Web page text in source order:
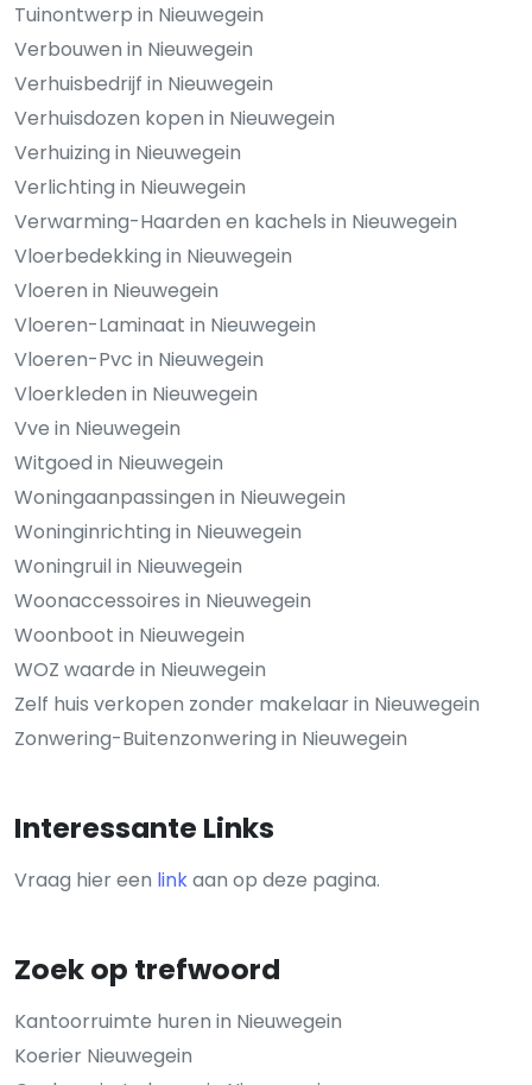
Tuinontwerp in Nieuwegein
Verbouwen in Nieuwegein
Verhuisbedrijf in Nieuwegein
Verhuisdozen kopen in Nieuwegein
Verhuizing in Nieuwegein
Verlichting in Nieuwegein
Verwarming-Haarden en kachels in Nieuwegein
Vloerbedekking in Nieuwegein
Vloeren in Nieuwegein
Vloeren-Laminaat in Nieuwegein
Vloeren-Pvc in Nieuwegein
Vloerkleden in Nieuwegein
Vve in Nieuwegein
Witgoed in Nieuwegein
Woningaanpassingen in Nieuwegein
Woninginrichting in Nieuwegein
Woningruil in Nieuwegein
Woonaccessoires in Nieuwegein
Woonboot in Nieuwegein
WOZ waarde in Nieuwegein
Zelf huis verkopen zonder makelaar in Nieuwegein
Zonwering-Buitenzonwering in Nieuwegein
Interessante Links
Vraag hier een linkaan op deze pagina.
Zoek op trefwoord
Kantoorruimte huren in Nieuwegein
Koerier Nieuwegein